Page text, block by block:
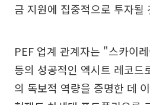
금 지원에 집중적으로 투자될
PEF 업계 관계자는 "스카이
등의 성공적인 엑시트 레코드
의 독보적 역량을 증명한 데